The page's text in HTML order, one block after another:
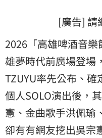
[廣告]
2026「高雄啤酒音
雄夢時代前廣場登場
TZUYU率先公布、
個人SOLO演出後，
憲 、金曲歌手洪佩
卻有有網友挖出吳宗